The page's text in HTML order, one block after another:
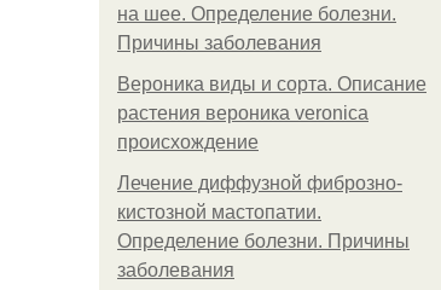
на шее. Определение болезни.
Причины заболевания
Вероника виды и сорта. Описание
растения вероника veronica
происхождение
Лечение диффузной фиброзно-
кистозной мастопатии.
Определение болезни. Причины
заболевания